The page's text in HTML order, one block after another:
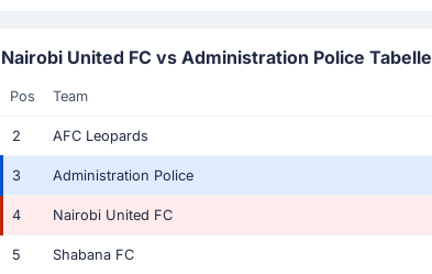
Nairobi United FC vs Administration Police Tabelle
Pos Team
2 AFC Leopards
3 Administration Police
4 Nairobi United FC
5 Shabana FC